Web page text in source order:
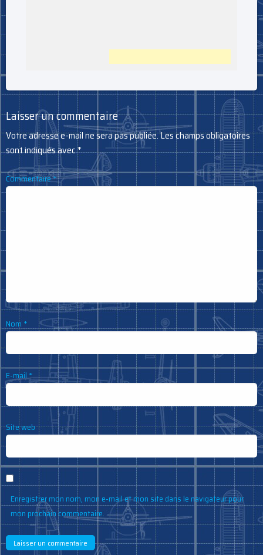
Laisser un commentaire
Votre adresse e-mail ne sera pas publiée.Les champs obligatoires
sont indiqués avec*
Commentaire*
Nom *
E-mail*
Site web
Enregistrer mon nom, mon e-mail et mon site dans le navigateur pour
mon prochain commentaire.